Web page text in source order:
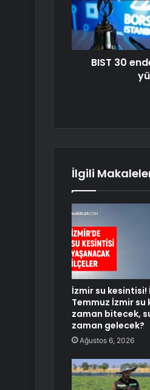
BIST 30
İlgili
İzmir su kesintisi!
Temmuz İzmir su
zaman bitecek,
zaman gelecek?
Ağustos 6, 2026